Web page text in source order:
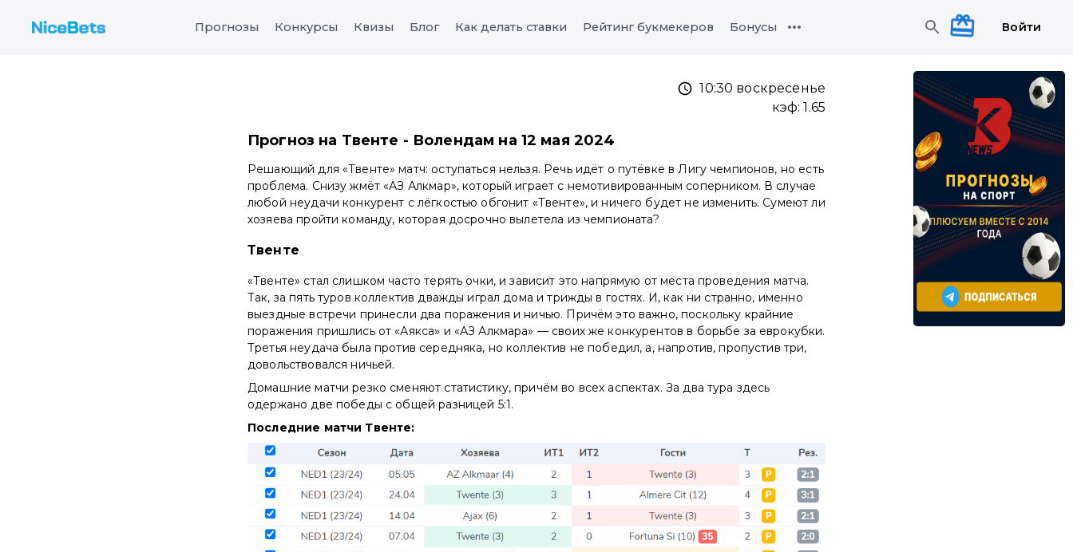
Прогнозы Конкурсы Квизы Блог Как делать ставки Рейтинг букмекеров Бонусы Войти
10:30 воскресенье
кэф:1.65
Прогноз на Твенте - Волендам на 12 мая 2024
Решающий для «Твенте» матч: оступаться нельзя. Речь идёт о путёвке в Лигу чемпионов, но есть
проблема. Снизу жмёт «АЗ Алкмар», который играет с немотивированным соперником. В случае
любой неудачи конкурент с лёгкостью обгонит «Твенте», и ничего будет не изменить. Сумеют ли
хозяева пройти команду, которая досрочно вылетела из чемпионата?
Твенте
«Твенте» стал слишком часто терять очки, и зависит это напрямую от места проведения матча.
Так, за пять туров коллектив дважды играл дома и трижды в гостях. И, как ни странно, именно
выездные встречи принесли два поражения и ничью. Причём это важно, поскольку крайние
поражения пришлись от «Аякса» и «АЗ Алкмара» — своих же конкурентов в борьбе за еврокубки.
Третья неудача была против середняка, но коллектив не победил, а, напротив, пропустив три,
довольствовался ничьей.
Домашние матчи резко сменяют статистику, причём во всех аспектах. За два тура здесь
одержано две победы с общей разницей 5:1.
Последние матчи Твенте: